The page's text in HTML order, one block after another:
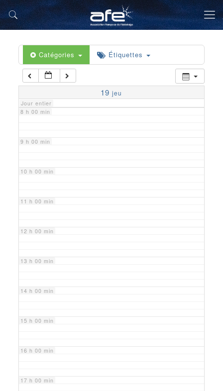
Catégories Étiquettes
19 jeu
Jour entier
5 h 00 min
6 h 00 min
7 h 00 min
8 h 00 min
9 h 00 min
10 h 00 min
11 h 00 min
12 h 00 min
13 h 00 min
14 h 00 min
15 h 00 min
16 h 00 min
17 h 00 min